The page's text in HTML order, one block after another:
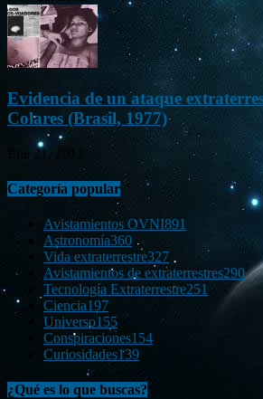
Evidencia de un ataque
Colares (Brasil, 1977)
Ene 21, 2012
Categoría popular
Avistamientos OVNI891
Astronomía360
Vida extraterrestre327
Avistamientos de extraterrestres290
Tecnología Extraterrestre251
Ciencia197
Universo155
Conspiraciones154
Curiosidades139
¿Qué es lo que buscas?